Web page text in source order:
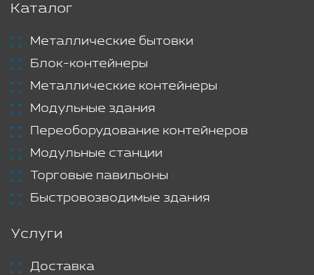
Каталог
Металлические бытовки
Блок-контейнеры
Металлические контейнеры
Модульные здания
Переоборудование контейнеров
Модульные станции
Торговые павильоны
Быстровозводимые здания
Услуги
Доставка